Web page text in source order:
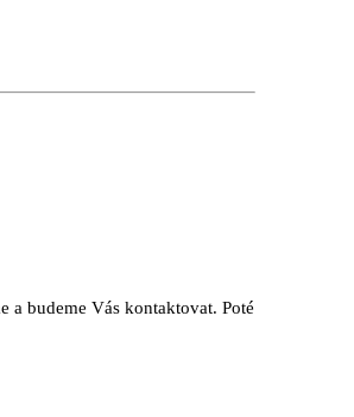
a budeme Vás kontaktovat. Poté